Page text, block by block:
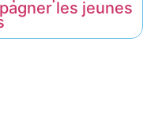
les jeunes